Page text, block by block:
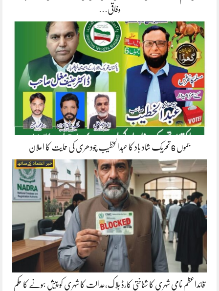
وفاقی…
جموں 6 تحریک شاد باد کا عبدالخطیب چودھری کی حمایت کا اعلان
قائداعظم نامی شہری کا شناختی کارڈ بلاک،عدالت کا شہری کو پیش ہونے کا حکم